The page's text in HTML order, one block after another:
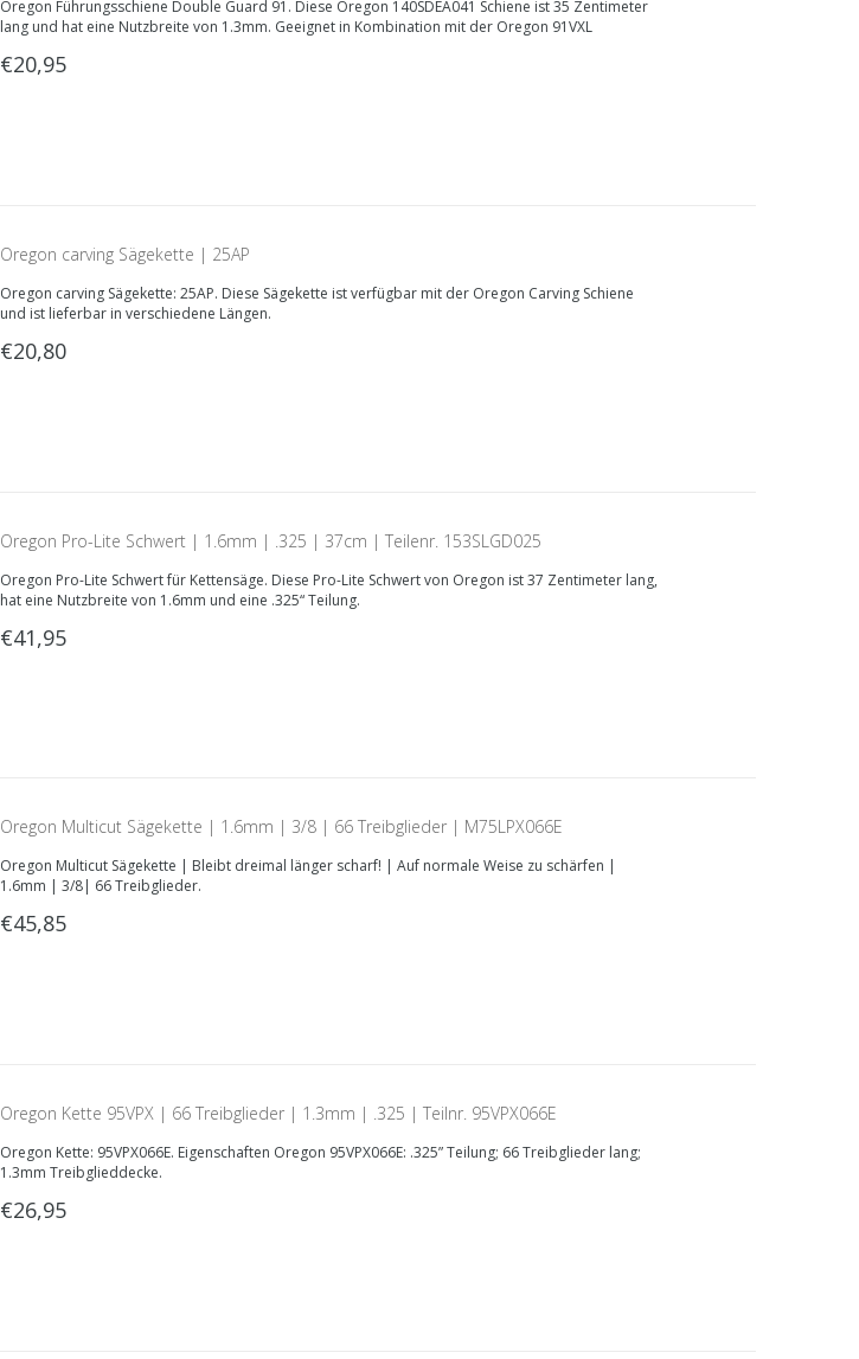
Oregon Führungsschiene Double Guard 91. Diese Oregon 140SDEA041 Schiene ist 35 Zentimeter
lang und hat eine Nutzbreite von 1.3mm. Geeignet in Kombination mit der Oregon 91VXL
€20,95
Oregon carving Sägekette | 25AP
Oregon carving Sägekette: 25AP. Diese Sägekette ist verfügbar mit der Oregon Carving Schiene
und ist lieferbar in verschiedene Längen.
€20,80
Oregon Pro-Lite Schwert | 1.6mm | .325 | 37cm | Teilenr. 153SLGD025
Oregon Pro-Lite Schwert für Kettensäge. Diese Pro-Lite Schwert von Oregon ist 37 Zentimeter lang,
hat eine Nutzbreite von 1.6mm und eine .325“ Teilung.
€41,95
Oregon Multicut Sägekette | 1.6mm | 3/8 | 66 Treibglieder | M75LPX066E
Oregon Multicut Sägekette | Bleibt dreimal länger scharf! | Auf normale Weise zu schärfen |
1.6mm | 3/8| 66 Treibglieder.
€45,85
Oregon Kette 95VPX | 66 Treibglieder | 1.3mm | .325 | Teilnr. 95VPX066E
Oregon Kette: 95VPX066E. Eigenschaften Oregon 95VPX066E: .325” Teilung; 66 Treibglieder lang;
1.3mm Treibglieddecke.
€26,95